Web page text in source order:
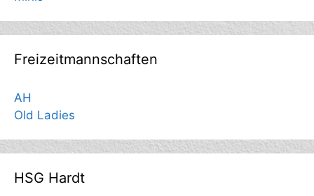
Freizeitmannschaften
AH
Old Ladies
HSG Hardt